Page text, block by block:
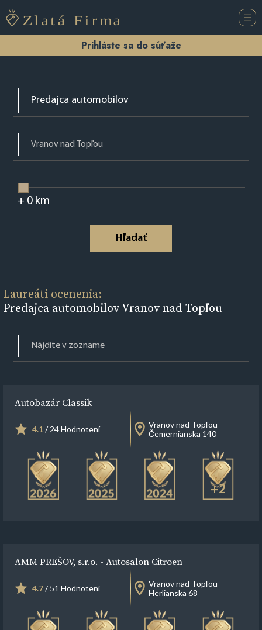
Prihláste sa do súťaže
+ 0km
Hľadať
Laureáti ocenenia:
Predajca automobilov Vranov nad Topľou
Autobazár Classik
4.1/ 24 Hodnotení
Vranov nad Topľou
Čemernianska 140
+2
AMM PREŠOV, s.r.o. - Autosalon Citroen
4.7/ 51 Hodnotení
Vranov nad Topľou
Herlianska 68